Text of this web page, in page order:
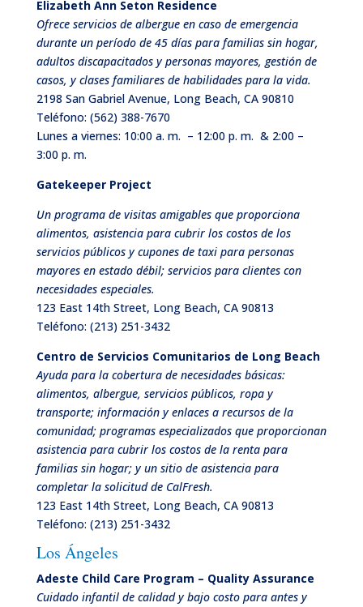
Elizabeth Ann Seton Residence
Ofrece servicios de albergue en caso de emergencia
durante un período de 45 días para familias sin hogar,
adultos discapacitados y personas mayores, gestión de
casos, y clases familiares de habilidades para la vida.
2198 San Gabriel Avenue, Long Beach, CA 90810
Teléfono: (562) 388-7670
Lunes a viernes: 10:00 a. m. – 12:00 p. m. & 2:00 –
3:00 p. m.
Gatekeeper Project
Un programa de visitas amigables que proporciona
alimentos, asistencia para cubrir los costos de los
servicios públicos y cupones de taxi para personas
mayores en estado débil; servicios para clientes con
necesidades especiales.
123 East 14th Street, Long Beach, CA 90813
Teléfono: (213) 251-3432
Centro de Servicios Comunitarios de Long Beach
Ayuda para la cobertura de necesidades básicas:
alimentos, albergue, servicios públicos, ropa y
transporte; información y enlaces a recursos de la
comunidad; programas especializados que proporcionan
asistencia para cubrir los costos de la renta para
familias sin hogar; y un sitio de asistencia para
completar la solicitud de CalFresh.
123 East 14th Street, Long Beach, CA 90813
Teléfono: (213) 251-3432
Los Ángeles
Adeste Child Care Program – Quality Assurance
Cuidado infantil de calidad y bajo costo para antes y